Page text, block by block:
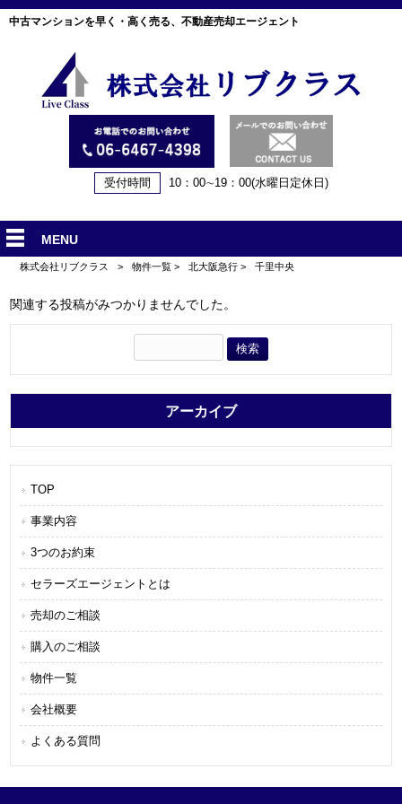
中古マンションを早く・高く売る、不動産売却エージェント
受付時間 10：00∼19：00(水曜日定休日)
MENU
株式会社リブクラス > 物件一覧 > 北大阪急行 > 千里中央
関連する投稿がみつかりませんでした。
アーカイブ
TOP
事業内容
3つのお約束
セラーズエージェントとは
売却のご相談
購入のご相談
物件一覧
会社概要
よくある質問